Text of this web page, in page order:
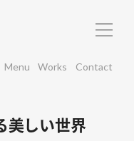
Menu Works Contact
美しい世界